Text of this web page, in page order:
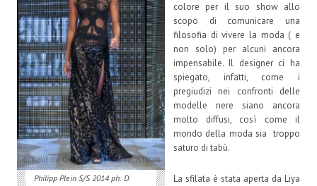
Philipp Plein S/S 2014 ph: D.
colore per il suo show allo
scopo di comunicare una
filosofia di vivere la moda ( e
non solo) per alcuni ancora
impensabile. Il designer ci ha
spiegato, infatti, come i
pregiudizi nei confronti delle
modelle nere siano ancora
molto diffusi, così come il
mondo della moda sia troppo
saturo di tabù.
La sfilata è stata aperta da Liya